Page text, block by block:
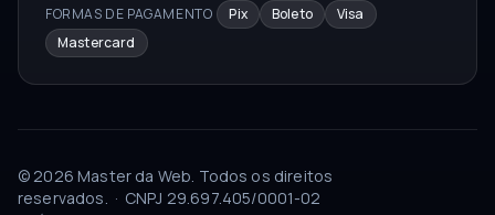
FORMAS DE PAGAMENTO Pix Boleto
Visa
Mastercard
© 2026 Master da Web. Todos os direitos
reservados. · CNPJ 29.697.405/0001-02